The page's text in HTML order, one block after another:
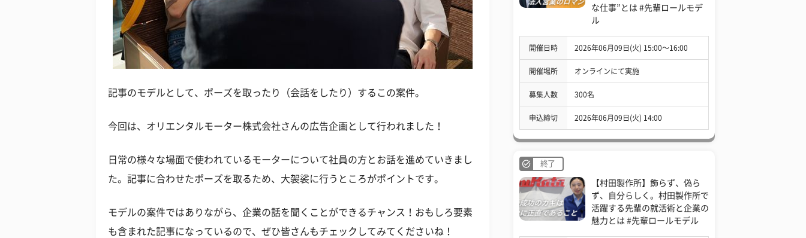
記事のモデルとして、ポーズを取ったり（会話をしたり）するこの案件。
今回は、オリエンタルモーター株式会社さんの広告企画として行われました！
日常の様々な場面で使われているモーターについて社員の方とお話を進めていきまし
た。記事に合わせたポーズを取るため、大袈裟に行うところがポイントです。
モデルの案件ではありながら、企業の話を聞くことができるチャンス！おもしろ要素
も含まれた記事になっているので、ぜひ皆さんもチェックしてみてくださいね！
な仕事”とは #先輩ロールモデ
ル
開催日時 2026年06月09日(火) 15:00〜16:00
開催場所 オンラインにて実施
募集人数 300名
申込締切 2026年06月09日(火) 14:00
終了
【村田製作所】飾らず、偽ら
ず、自分らしく。村田製作所で
活躍する先輩の就活術と企業の
魅力とは #先輩ロールモデル